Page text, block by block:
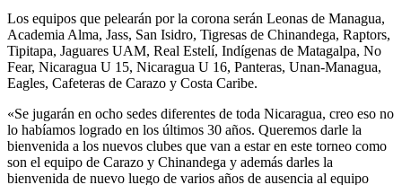
Los equipos que pelearán por la corona serán Leonas de Managua,
Academia Alma, Jass, San Isidro, Tigresas de Chinandega, Raptors,
Tipitapa, Jaguares UAM, Real Estelí, Indígenas de Matagalpa, No
Fear, Nicaragua U 15, Nicaragua U 16, Panteras, Unan-Managua,
Eagles, Cafeteras de Carazo y Costa Caribe.
«Se jugarán en ocho sedes diferentes de toda Nicaragua, creo eso no
lo habíamos logrado en los últimos 30 años. Queremos darle la
bienvenida a los nuevos clubes que van a estar en este torneo como
son el equipo de Carazo y Chinandega y además darles la
bienvenida de nuevo luego de varios años de ausencia al equipo